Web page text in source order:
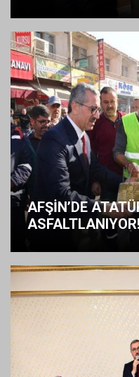
AFŞİN’DE
ASFALTLANIYOR!